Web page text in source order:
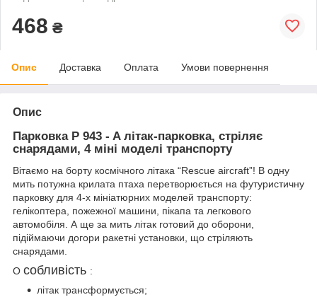
468 ₴
Опис Доставка Оплата Умови повернення
Опис
Парковка P 943 - A літак-парковка, стріляє
снарядами, 4 міні моделі транспорту
Вітаємо на борту космічного літака “Rescue aircraft”! В одну
мить потужна крилата птаха перетворюється на футуристичну
парковку для 4-х мініатюрних моделей транспорту:
гелікоптера, пожежної машини, пікапа та легкового
автомобіля. А ще за мить літак готовий до оборони,
підіймаючи догори ракетні установки, що стріляють
снарядами.
О собливість :
літак трансформується;